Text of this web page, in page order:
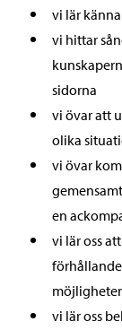
vi lär
vi hittar
sidorna
vi övar att
olika
vi övar
en
vi lär oss
möjligheter
vi lär oss